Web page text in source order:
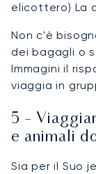
elicottero) La
Non c'è
dei bagagli o
Immagini il
viaggia in
5 -
e animali
Sia per il Suo